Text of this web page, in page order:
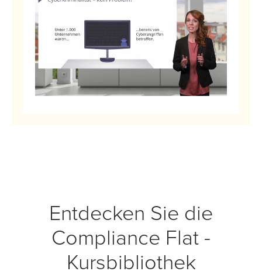
Entdecken Sie die
Compliance Flat -
Kursbibliothek